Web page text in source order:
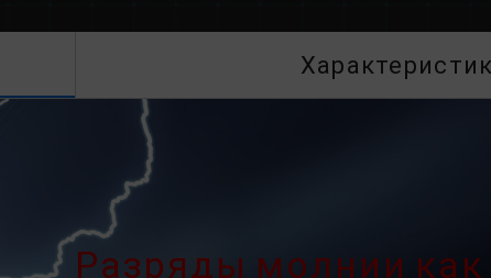
Убедитесь, что ваши материнская плата и процессор
соответствующие технологии разгона (XMP 2.0); в
может не достичь заявленной частоты разгона.
Модули памяти TEAMGROUP тестируются в условиях
При возникновении проблем, связанных с
материнской платы, обратитесь в соответствующую
обслуживания производителя процессора или
Разряды молнии